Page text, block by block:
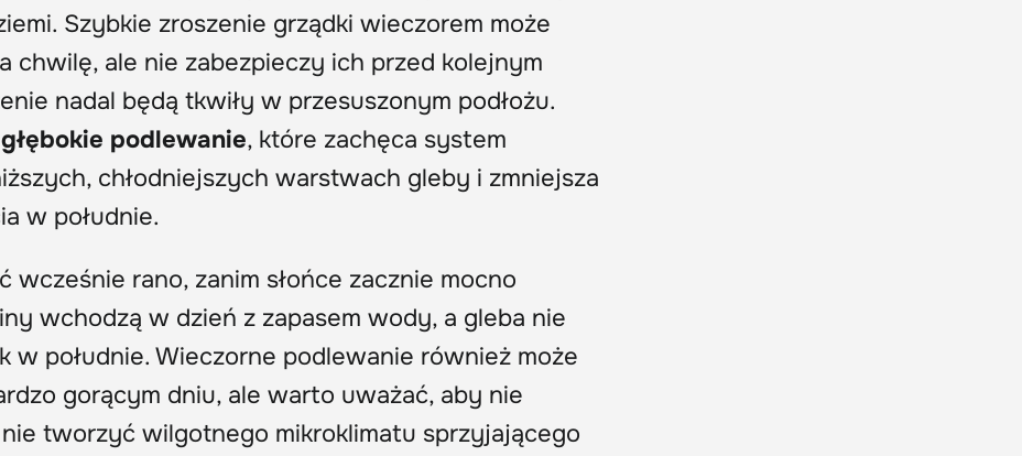
Szybkie zroszenie grządki wieczorem może
chwilę, ale nie zabezpieczy ich przed kolejnym
nadal będą tkwiły w przesuszonym podłożu.
podlewanie, które zachęca system
chłodniejszych warstwach gleby i zmniejsza
w południe.
wcześnie rano, zanim słońce zacznie mocno
wchodzą w dzień z zapasem wody, a gleba nie
w południe. Wieczorne podlewanie również może
gorącym dniu, ale warto uważać, aby nie
tworzyć wilgotnego mikroklimatu sprzyjającego